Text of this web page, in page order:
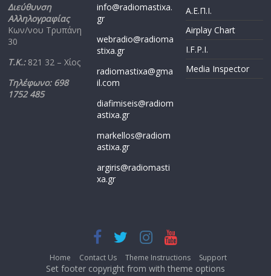
Διεύθυνση
Αλληλογραφίας
Κων/νου Τρυπάνη
30
Τ.Κ.: 821 32 – Χίος
Τηλέφωνο: 698
1752 485
info@radiomastixa.
gr
webradio@radioma
stixa.gr
radiomastixa@gma
il.com
diafimiseis@radiom
astixa.gr
markellos@radiom
astixa.gr
argiris@radiomasti
xa.gr
Α.Ε.Π.Ι.
Airplay Chart
I.F.P.I.
Media Inspector
Home Contact Us Theme Instructions Support
Set footer copyright from with theme options